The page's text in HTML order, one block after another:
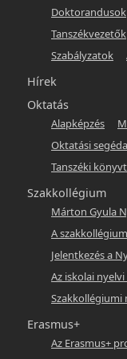
hunlang
Doktorandusok
Tanszékvezetők
Szabályzatok
Hírek
Oktatás
Alapképzés
Oktatási
Tanszéki
Szakkollégium
Márton Gyula
A
Jelentkezés a
Az iskolai
Szakkollégiumi
Erasmus+
Az Erasmus+